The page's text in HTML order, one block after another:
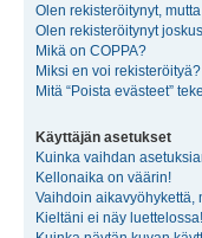
Olen rekisteröitynyt,
Olen rekisteröitynyt
Mikä on COPPA?
Miksi en voi rekisteröityä?
Mitä “Poista evästeet”
Käyttäjän asetukset
Kuinka vaihdan
Kellonaika on väärin!
Vaihdoin aikavyöhykettä,
Kieltäni ei näy luettelossa!